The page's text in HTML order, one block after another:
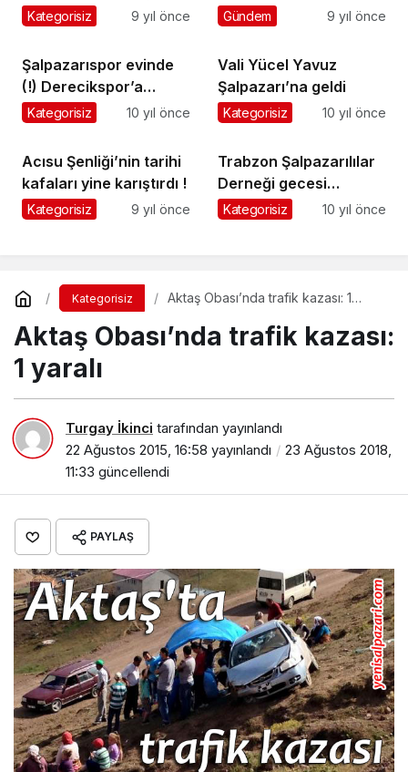
Kategorisiz 9 yıl önce
vefat etti
Gündem 9 yıl önce
Şalpazarıspor evinde
(!) Derecikspor’a
yenildi
Kategorisiz 10 yıl önce
Vali Yücel Yavuz
Şalpazarı’na geldi
Kategorisiz 10 yıl önce
Acısu Şenliği’nin tarihi
kafaları yine karıştırdı !
Kategorisiz 9 yıl önce
Trabzon Şalpazarılılar
Derneği gecesi
ertelendi
Kategorisiz 10 yıl önce
Kategorisiz
Aktaş Obası’nda trafik kazası: 1
Aktaş Obası’nda trafik kazası:
1 yaralı
Turgay İkinci tarafından yayınlandı
22 Ağustos 2015, 16:58 yayınlandı
23 Ağustos 2018,
11:33 güncellendi
PAYLAŞ